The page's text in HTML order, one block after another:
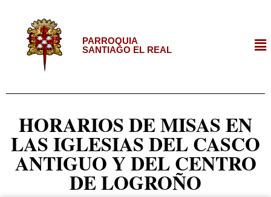
PARROQUIA
SANTIAGO EL REAL
HORARIOS DE MISAS EN
LAS IGLESIAS DEL CASCO
ANTIGUO Y DEL CENTRO
DE LOGROÑO